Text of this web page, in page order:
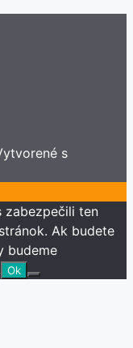
s
zabezpečili ten
Ak budete
budeme
Ok